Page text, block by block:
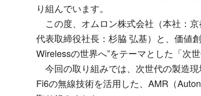
り組んでいます。
この度、オムロン株式会社（本社：
代表取締役社長：杉脇 弘基）と、価値
Wirelessの世界へ”をテーマとした「次
今回の取り組みでは、次世代の製造現
Fi6の無線技術を活用した、AMR（